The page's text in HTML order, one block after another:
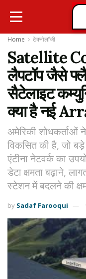
Home टेक्नोलॉजी
Satellite
लैपटॉप जैसे
सैटेलाइट
क्या है नई
अमेरिकी
विकसित की है, जो
एंटीना नेटवर्क का
डेटा क्षमता बढ़ाने,
स्टेशन में बदलने की
by Sadaf Farooqui